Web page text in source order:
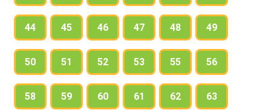
44 45 46 47 48 49
50 51 52 53 55 56
58 59 60 61 62 63